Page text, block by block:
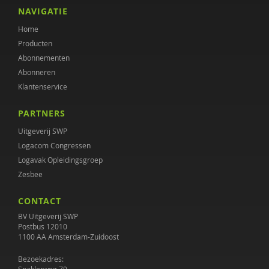
D.P.G. van den Berg
Jessy Berkvens
Monique Beurskens
Gabriël van Beusekom
Alice de Boer
Nienke Boesveldt
Frank Bogman
Maaike Bolhuis
Nynke Boonstra
NAVIGATIE
Home
Producten
Abonnementen
Abonneren
Klantenservice
PARTNERS
Uitgeverij SWP
Logacom Congressen
Logavak Opleidingsgroep
Zesbee
CONTACT
BV Uitgeverij SWP
Postbus 12010
1100 AA Amsterdam-Zuidoost
Bezoekadres: